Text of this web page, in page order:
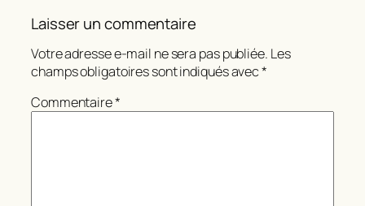
Laisser un commentaire
Votre adresse e-mail ne sera pas publiée. Les
champs obligatoires sont indiqués avec*
Commentaire*